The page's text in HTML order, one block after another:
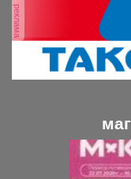
реклама